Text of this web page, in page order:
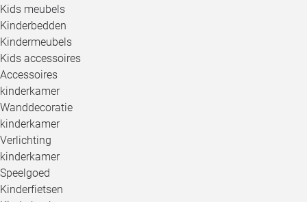
Kids meubels
Kinderbedden
Kindermeubels
Kids accessoires
Accessoires
kinderkamer
Wanddecoratie
kinderkamer
Verlichting
kinderkamer
Speelgoed
Kinderfietsen